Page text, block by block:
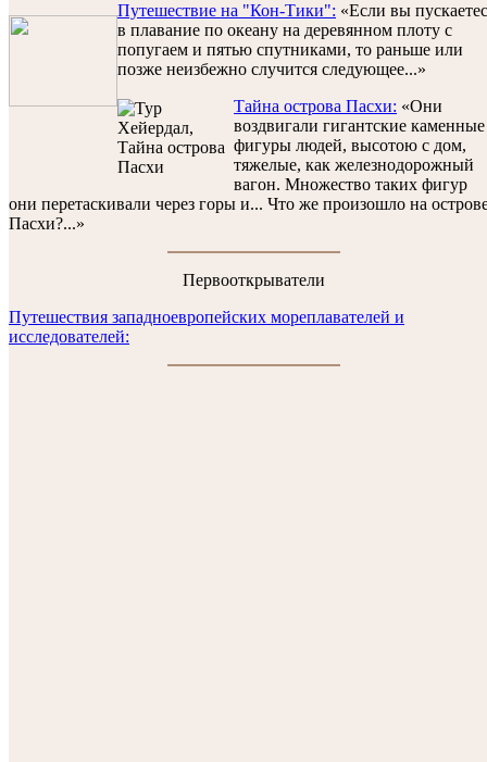
Путешествие на "Кон-Тики": «Если вы
в плавание по океану на деревянном плоту с
попугаем и пятью спутниками, то раньше или
позже неизбежно случится следующее...»
Тайна острова Пасхи: «Они
воздвигали гигантские каменные
фигуры людей, высотою с дом,
тяжелые, как железнодорожный
вагон. Множество таких фигур
они перетаскивали через горы и... Что же произошло на
Пасхи?...»
Первооткрыватели
Путешествия западноевропейских мореплавателей и
исследователей: